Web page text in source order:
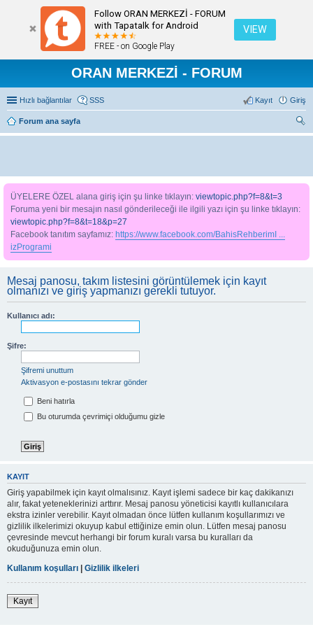
Follow ORAN MERKEZİ - FORUM
with Tapatalk for Android
FREE - on Google Play
VIEW
ORAN MERKEZİ - FORUM
Hızlı bağlantılar SSS Giriş
Kayıt
Forum ana sayfa
ra
ÜYELERE ÖZEL alana giriş için şu linke tıklayın: viewtopic.php?f=8&t=3
Foruma yeni bir mesajın nasıl gönderileceği ile ilgili yazı için şu linke tıklayın:
viewtopic.php?f=8&t=18&p=27
Facebook tanıtım sayfamız: https://www.facebook.com/BahisRehberimI ...
izProgrami
Mesaj panosu, takım listesini görüntülemek için kayıt
olmanızı ve giriş yapmanızı gerekli tutuyor.
Kullanıcı adı:
Şifre:
Şifremi unuttum
Aktivasyon e-postasını tekrar gönder
Beni hatırla
Bu oturumda çevrimiçi olduğumu gizle
KAYIT
Giriş yapabilmek için kayıt olmalısınız. Kayıt işlemi sadece bir kaç dakikanızı
alır, fakat yeteneklerinizi arttırır. Mesaj panosu yöneticisi kayıtlı kullanıcılara
ekstra izinler verebilir. Kayıt olmadan önce lütfen kullanım koşullarımızı ve
gizlilik ilkelerimizi okuyup kabul ettiğinize emin olun. Lütfen mesaj panosu
çevresinde mevcut herhangi bir forum kuralı varsa bu kuralları da
okuduğunuza emin olun.
Kullanım koşulları
Gizlilik ilkeleri
Kayıt